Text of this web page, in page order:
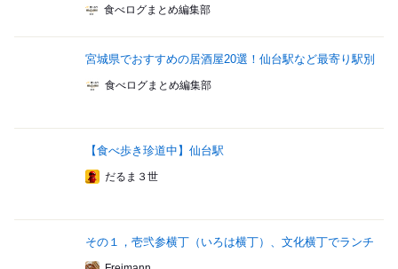
食べログまとめ編集部
宮城県でおすすめの居酒屋20選！仙台駅など最寄り駅別
食べログまとめ編集部
【食べ歩き珍道中】仙台駅
だるま３世
その１，壱弐参横丁（いろは横丁）、文化横丁でランチ